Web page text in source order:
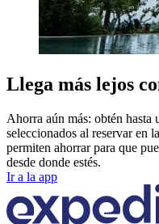
Llega más lejos
Ahorra aún más: obtén hasta
seleccionados al reservar en
permiten ahorrar para que
desde donde estés.
Ir a la app